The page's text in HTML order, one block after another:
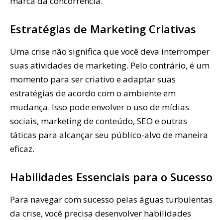
Estratégias de Marketing Criativas
Uma crise não significa que você deva interromper
suas atividades de marketing. Pelo contrário, é um
momento para ser criativo e adaptar suas
estratégias de acordo com o ambiente em
mudança. Isso pode envolver o uso de mídias
sociais, marketing de conteúdo, SEO e outras
táticas para alcançar seu público-alvo de maneira
eficaz.
Habilidades Essenciais para o Sucesso
Para navegar com sucesso pelas águas turbulentas
da crise, você precisa desenvolver habilidades